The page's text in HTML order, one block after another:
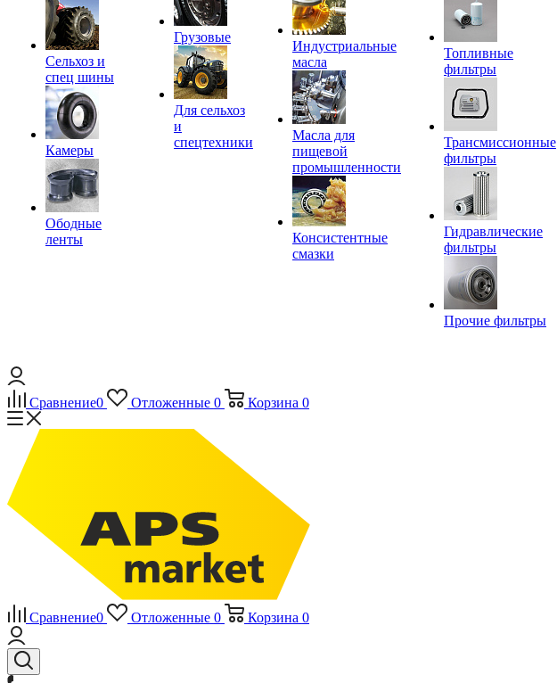
Сельхоз и
спец шины
Камеры
Ободные
ленты
Грузовые
Для сельхоз
и
спецтехники
Индустриальные
масла
Масла для
пищевой
промышленности
Консистентные
смазки
Топливные
фильтры
Трансмиссионные
фильтры
Гидравлические
фильтры
Прочие фильтры
Сравнение0 Отложенные 0 Корзина 0
Сравнение0 Отложенные 0 Корзина 0